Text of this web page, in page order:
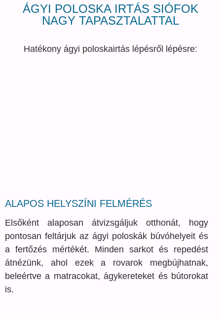
ÁGYI POLOSKA IRTÁS SIÓFOK
NAGY TAPASZTALATTAL
Hatékony ágyi poloskairtás lépésről lépésre:
ALAPOS HELYSZÍNI FELMÉRÉS
Elsőként alaposan átvizsgáljuk otthonát, hogy
pontosan feltárjuk az ágyi poloskák búvóhelyeit és
a fertőzés mértékét. Minden sarkot és repedést
átnézünk, ahol ezek a rovarok megbújhatnak,
beleértve a matracokat, ágykereteket és bútorokat
is.